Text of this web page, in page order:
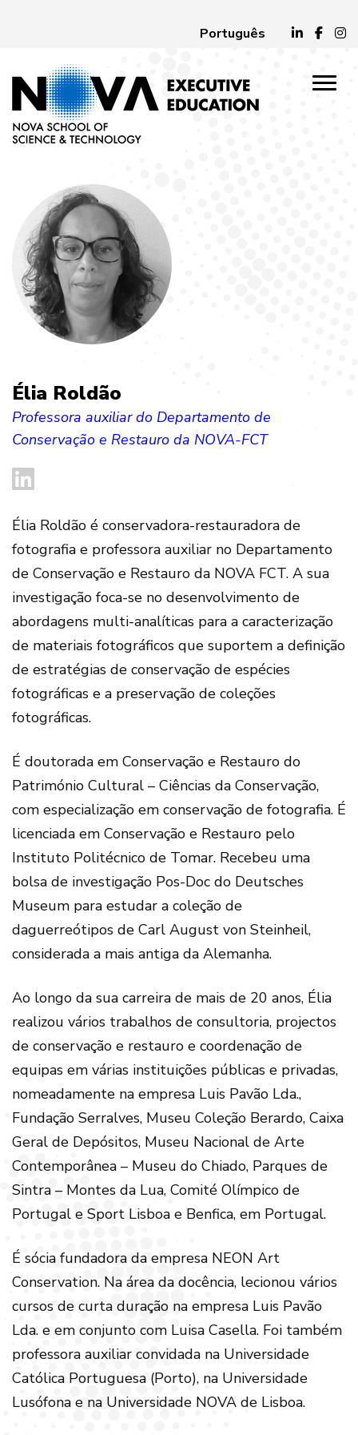
Português
Élia Roldão
Professora auxiliar do Departamento de
Conservação e Restauro da NOVA-FCT
Élia Roldão é conservadora-restauradora de
fotografia e professora auxiliar no Departamento
de Conservação e Restauro da NOVA FCT. A sua
investigação foca-se no desenvolvimento de
abordagens multi-analíticas para a caracterização
de materiais fotográficos que suportem a definição
de estratégias de conservação de espécies
fotográficas e a preservação de coleções
fotográficas.
É doutorada em Conservação e Restauro do
Património Cultural – Ciências da Conservação,
com especialização em conservação de fotografia. É
licenciada em Conservação e Restauro pelo
Instituto Politécnico de Tomar. Recebeu uma
bolsa de investigação Pos-Doc do Deutsches
Museum para estudar a coleção de
daguerreótipos de Carl August von Steinheil,
considerada a mais antiga da Alemanha.
Ao longo da sua carreira de mais de 20 anos, Élia
realizou vários trabalhos de consultoria, projectos
de conservação e restauro e coordenação de
equipas em várias instituições públicas e privadas,
nomeadamente na empresa Luis Pavão Lda.,
Fundação Serralves, Museu Coleção Berardo, Caixa
Geral de Depósitos, Museu Nacional de Arte
Contemporânea – Museu do Chiado, Parques de
Sintra – Montes da Lua, Comité Olímpico de
Portugal e Sport Lisboa e Benfica, em Portugal.
É sócia fundadora da empresa NEON Art
Conservation. Na área da docência, lecionou vários
cursos de curta duração na empresa Luis Pavão
Lda. e em conjunto com Luisa Casella. Foi também
professora auxiliar convidada na Universidade
Católica Portuguesa (Porto), na Universidade
Lusófona e na Universidade NOVA de Lisboa.